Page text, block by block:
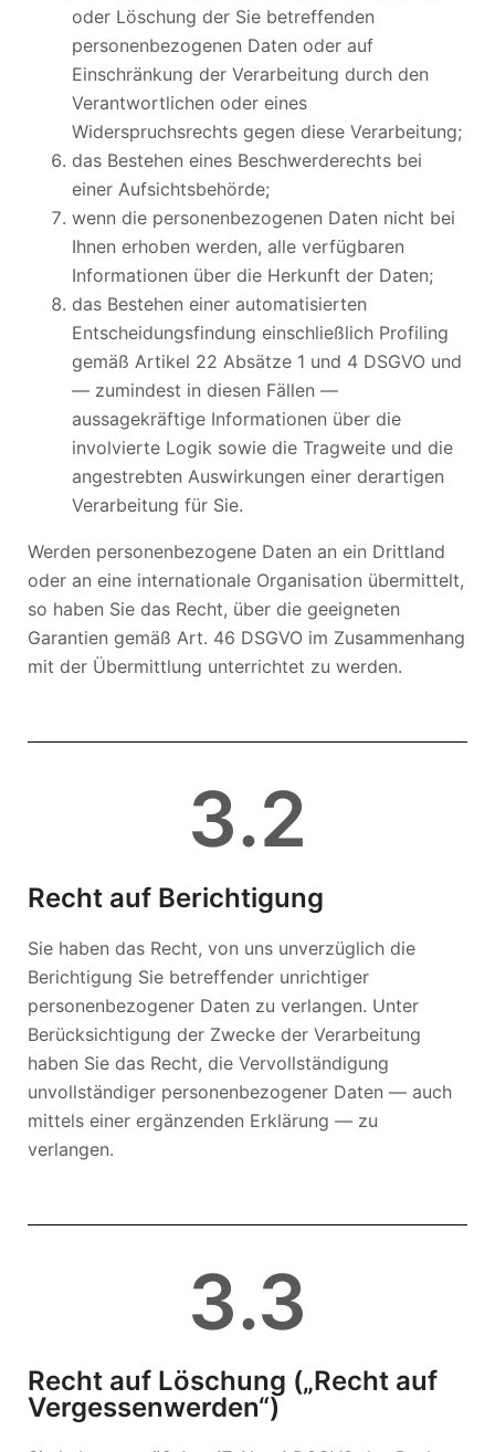
oder Löschung der Sie betreffenden
personenbezogenen Daten oder auf
Einschränkung der Verarbeitung durch den
Verantwortlichen oder eines
Widerspruchsrechts gegen diese Verarbeitung;
das Bestehen eines Beschwerderechts bei
einer Aufsichtsbehörde;
wenn die personenbezogenen Daten nicht bei
Ihnen erhoben werden, alle verfügbaren
Informationen über die Herkunft der Daten;
das Bestehen einer automatisierten
Entscheidungsfindung einschließlich Profiling
gemäß Artikel 22 Absätze 1 und 4 DSGVO und
— zumindest in diesen Fällen —
aussagekräftige Informationen über die
involvierte Logik sowie die Tragweite und die
angestrebten Auswirkungen einer derartigen
Verarbeitung für Sie.
Werden personenbezogene Daten an ein Drittland
oder an eine internationale Organisation übermittelt,
so haben Sie das Recht, über die geeigneten
Garantien gemäß Art. 46 DSGVO im Zusammenhang
mit der Übermittlung unterrichtet zu werden.
3.2
Recht auf Berichtigung
Sie haben das Recht, von uns unverzüglich die
Berichtigung Sie betreffender unrichtiger
personenbezogener Daten zu verlangen. Unter
Berücksichtigung der Zwecke der Verarbeitung
haben Sie das Recht, die Vervollständigung
unvollständiger personenbezogener Daten — auch
mittels einer ergänzenden Erklärung — zu
verlangen.
3.3
Recht auf Löschung („Recht auf
Vergessenwerden“)